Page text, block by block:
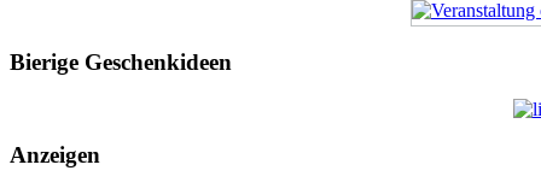
Bierige Geschenkideen
Anzeigen